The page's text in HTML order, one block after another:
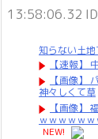
13:58:06.32
知らない土
【速報】
【画像】
神々しくて草
【画像】
ｗｗｗｗｗ
NEW!